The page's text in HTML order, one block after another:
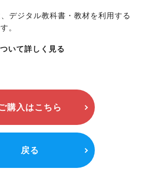
デジタル教科書・教材を利用する
。
いて詳しく見る
戻る
購入はこちら